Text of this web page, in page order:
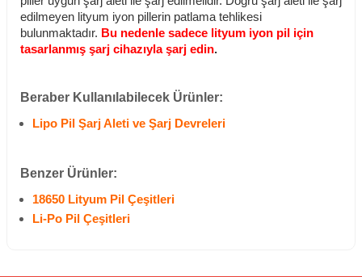
edilmeyen lityum iyon pillerin patlama tehlikesi
bulunmaktadır. Bu nedenle sadece lityum iyon pil için
tasarlanmış şarj cihazıyla şarj edin.
Beraber Kullanılabilecek Ürünler:
Lipo Pil Şarj Aleti ve Şarj Devreleri
Benzer Ürünler:
18650 Lityum Pil Çeşitleri
Li-Po Pil Çeşitleri